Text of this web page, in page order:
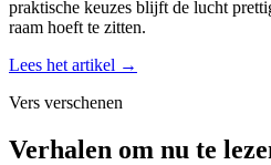
praktische keuzes blijft de lucht
raam hoeft te zitten.
Lees het artikel →
Vers verschenen
Verhalen om nu te